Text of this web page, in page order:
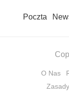
Poczta
O Nas